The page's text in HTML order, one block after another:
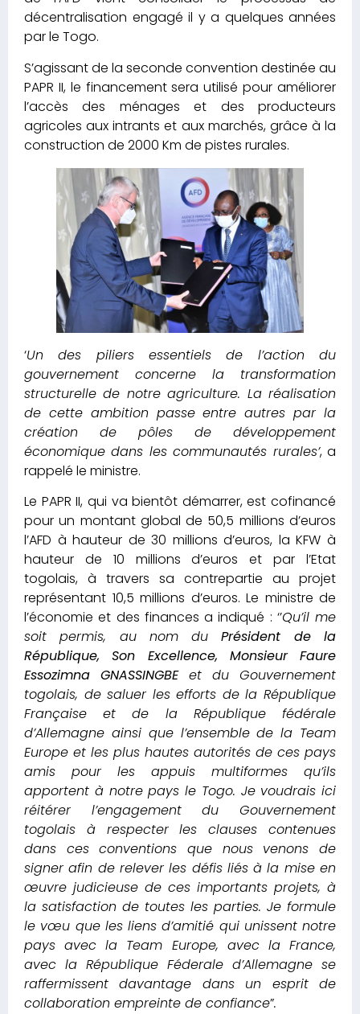
décentralisation engagé il y a quelques années
par le Togo.
S’agissant de la seconde convention destinée au
PAPR II, le financement sera utilisé pour améliorer
l’accès des ménages et des producteurs
agricoles aux intrants et aux marchés, grâce à la
construction de 2000 Km de pistes rurales.
‘Un des piliers essentiels de l’action du
gouvernement concerne la transformation
structurelle de notre agriculture. La réalisation
de cette ambition passe entre autres par la
création de pôles de développement
économique dans les communautés rurales’, a
rappelé le ministre.
Le PAPR II, qui va bientôt démarrer, est cofinancé
pour un montant global de 50,5 millions d’euros
l’AFD à hauteur de 30 millions d’euros, la KFW à
hauteur de 10 millions d’euros et par l’Etat
togolais, à travers sa contrepartie au projet
représentant 10,5 millions d’euros. Le ministre de
l’économie et des finances a indiqué : ‘’Qu’il me
soit permis, au nom duPrésident de la
République, Son Excellence, Monsieur Faure
Essozimna GNASSINGBEet du Gouvernement
togolais, de saluer les efforts de la République
Française et de la République fédérale
d’Allemagne ainsi que l’ensemble de la Team
Europe et les plus hautes autorités de ces pays
amis pour les appuis multiformes qu’ils
apportent à notre pays le Togo. Je voudrais ici
réitérer l’engagement du Gouvernement
togolais à respecter les clauses contenues
dans ces conventions que nous venons de
signer afin de relever les défis liés à la mise en
œuvre judicieuse de ces importants projets, à
la satisfaction de toutes les parties. Je formule
le vœu que les liens d’amitié qui unissent notre
pays avec la Team Europe, avec la France,
avec la République Féderale d’Allemagne se
raffermissent davantage dans un esprit de
collaboration empreinte de confiance”.